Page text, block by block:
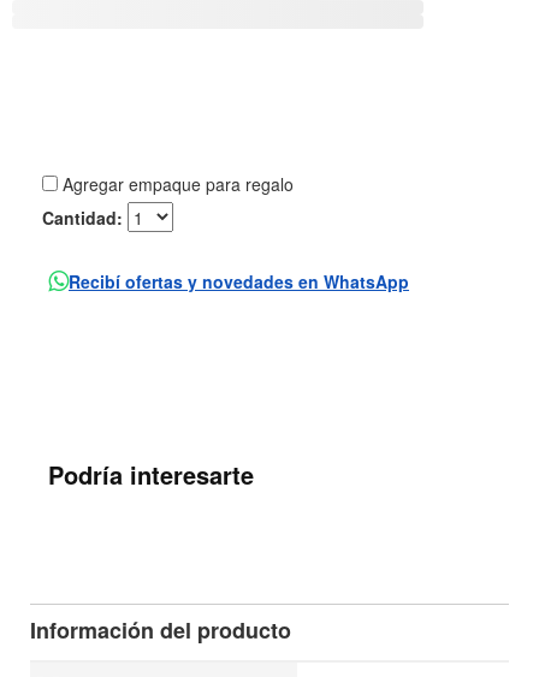
Agregar empaque para regalo
Cantidad:
Recibí ofertas y novedades en WhatsApp
Podría interesarte
Información del producto